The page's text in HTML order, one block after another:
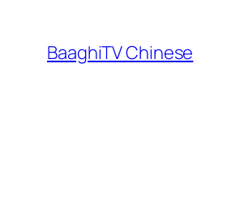
content
BaaghiTV Chinese